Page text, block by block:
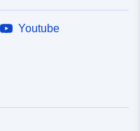
2020
Youtube